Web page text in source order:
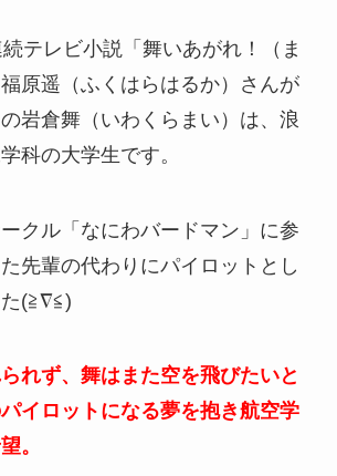
テレビ小説「舞いあがれ！（ま
原遥（ふくはらはるか）さんが
岩倉舞（いわくらまい）は、浪
科の大学生です。
クル「なにわバードマン」に参
先輩の代わりにパイロットとし
(≧∇≦)
れず、舞はまた空を飛びたいと
イロットになる夢を抱き航空学
。